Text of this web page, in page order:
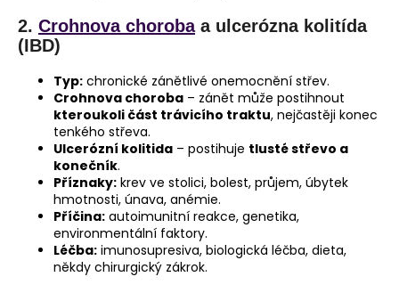
2. Crohnova chorobaa ulcerózna kolitída
(IBD)
Typ: chronické zánětlivé onemocnění střev.
Crohnova choroba – zánět může postihnout
kteroukoli část trávicího traktu, nejčastěji konec
tenkého střeva.
Ulcerózní kolitida – postihuje tlusté střevo a
konečník.
Příznaky: krev ve stolici, bolest, průjem, úbytek
hmotnosti, únava, anémie.
Příčina: autoimunitní reakce, genetika,
environmentální faktory.
Léčba: imunosupresiva, biologická léčba, dieta,
někdy chirurgický zákrok.